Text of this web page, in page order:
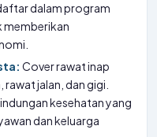
dalam program
memberikan
Cover rawat inap
jalan, dan gigi.
kesehatan yang
dan keluarga